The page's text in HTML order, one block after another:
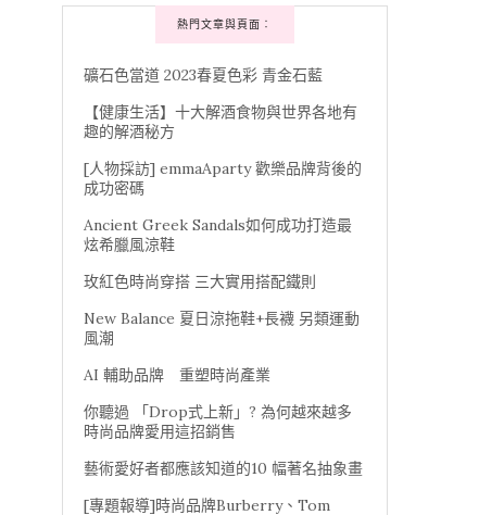
熱門文章與頁面︰
礦石色當道 2023春夏色彩 青金石藍
【健康生活】十大解酒食物與世界各地有
趣的解酒秘方
[人物採訪] emmaAparty 歡樂品牌背後的
成功密碼
Ancient Greek Sandals如何成功打造最
炫希臘風涼鞋
玫紅色時尚穿搭 三大實用搭配鐵則
New Balance 夏日涼拖鞋+長襪 另類運動
風潮
AI 輔助品牌 重塑時尚產業
你聽過 「Drop式上新」? 為何越來越多
時尚品牌愛用這招銷售
藝術愛好者都應該知道的10 幅著名抽象畫
[專題報導]時尚品牌Burberry、Tom